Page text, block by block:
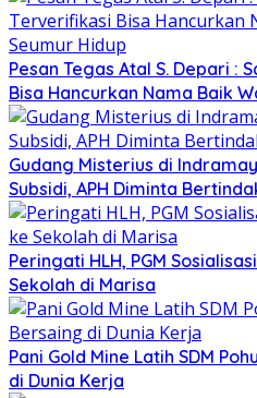
Pesan Tegas Atal S. Depari :
Bisa Hancurkan Nama Baik
Gudang Misterius di
Subsidi, APH Diminta
Peringati HLH, PGM
Sekolah di Marisa
Pani Gold Mine Latih SDM
di Dunia Kerja